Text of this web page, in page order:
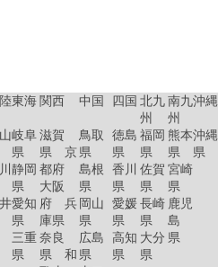
東海 関西 中国 四国 北九
州
南九
州
沖縄
岐阜
県
静岡
県
愛知
県
三重
県
滋賀
県 京
都府
大阪
府 兵
庫県
奈良
県 和
鳥取
県
島根
県
岡山
県
広島
県
徳島
県
香川
県
愛媛
県
高知
県
福岡
県
佐賀
県
長崎
県
大分
県
熊本
県
宮崎
県
鹿児
島
県
沖縄
県